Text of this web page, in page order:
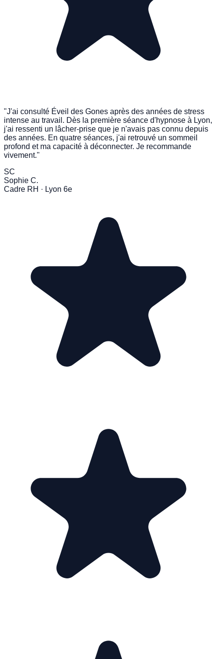
"J'ai consulté Éveil des Gones après des années de stress
intense au travail. Dès la première séance d'hypnose à Lyon,
j'ai ressenti un lâcher-prise que je n'avais pas connu depuis
des années. En quatre séances, j'ai retrouvé un sommeil
profond et ma capacité à déconnecter. Je recommande
vivement."
SC
Sophie C.
Cadre RH · Lyon 6e